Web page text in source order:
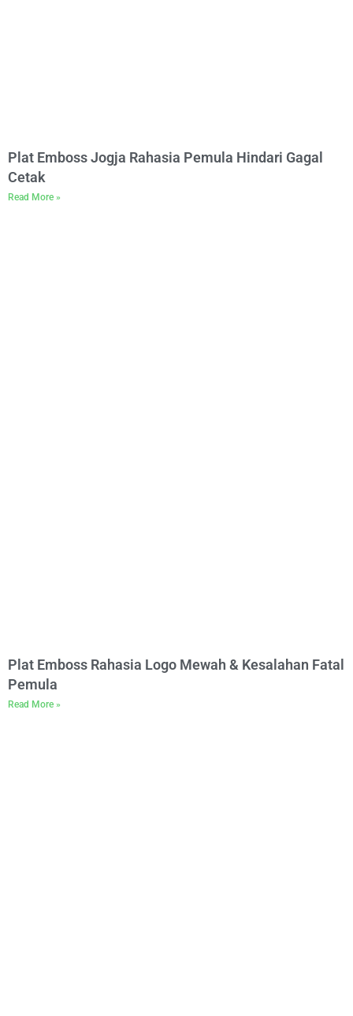
Plat Emboss Jogja Rahasia Pemula Hindari Gagal
Cetak
Read More »
Plat Emboss Rahasia Logo Mewah & Kesalahan Fatal
Pemula
Read More »